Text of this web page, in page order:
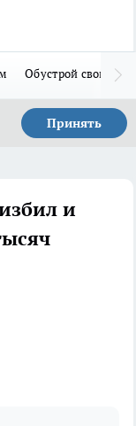
Обустрой свой дом
Принять
и